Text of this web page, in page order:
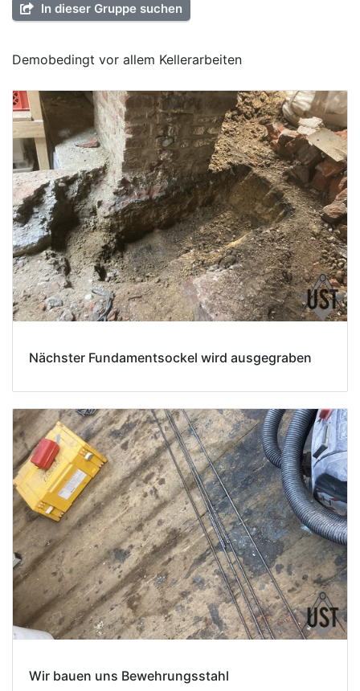
In dieser Gruppe suchen
Demobedingt vor allem Kellerarbeiten
Nächster Fundamentsockel wird ausgegraben
Wir bauen uns Bewehrungsstahl